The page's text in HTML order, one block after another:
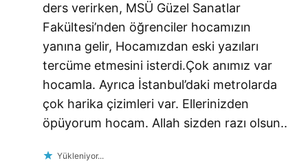
ders verirken, MSÜ Güzel Sanatlar
Fakültesi’nden öğrenciler hocamızın
yanına gelir, Hocamızdan eski yazıları
tercüme etmesini isterdi.Çok anımız var
hocamla. Ayrıca İstanbul’daki metrolarda
çok harika çizimleri var. Ellerinizden
öpüyorum hocam. Allah sizden razı olsun..
Yükleniyor...